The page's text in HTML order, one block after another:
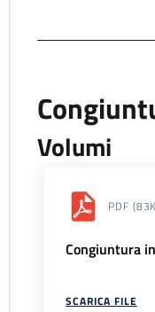
Volumi
PDF
Congiuntura
SCARICA FILE